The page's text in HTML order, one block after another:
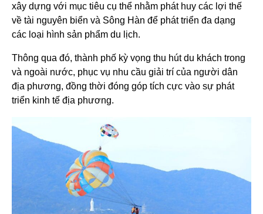
xây dựng với mục tiêu cụ thể nhằm phát huy các lợi thế
về tài nguyên biển và Sông Hàn để phát triển đa dạng
các loại hình sản phẩm du lịch.
Thông qua đó, thành phố kỳ vọng thu hút du khách trong
và ngoài nước, phục vụ nhu cầu giải trí của người dân
địa phương, đồng thời đóng góp tích cực vào sự phát
triển kinh tế địa phương.